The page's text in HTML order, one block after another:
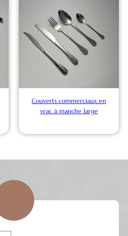
Couverts commerciaux en
vrac à manche large